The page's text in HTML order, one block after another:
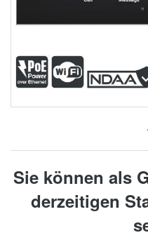
Sie können als
derzeitigen